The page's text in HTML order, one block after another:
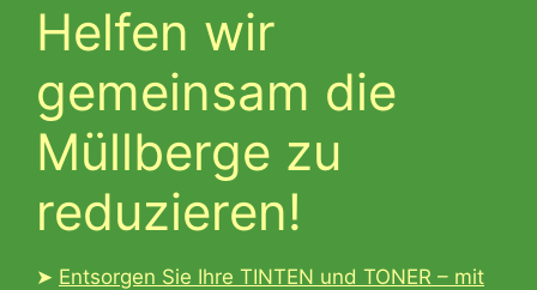
Helfen wir
gemeinsam die
Müllberge zu
reduzieren!
➤ Entsorgen Sie Ihre TINTEN und TONER – mit